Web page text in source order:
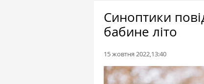
Синоптики
бабине літо
15 жовтня 2022,13:40